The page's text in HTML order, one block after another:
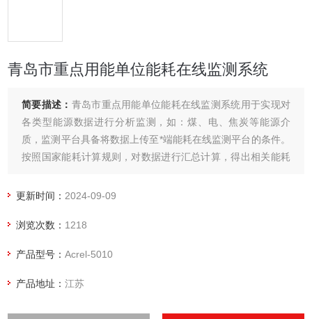
青岛市重点用能单位能耗在线监测系统
简要描述： 青岛市重点用能单位能耗在线监测系统用于实现对
各类型能源数据进行分析监测，如：煤、电、焦炭等能源介
质，监测平台具备将数据上传至*端能耗在线监测平台的条件。
按照国家能耗计算规则，对数据进行汇总计算，得出相关能耗
公司能耗在线监测系统的需要。
更新时间： 2024-09-09
浏览次数： 1218
产品型号：Acrel-5010
产品地址：江苏